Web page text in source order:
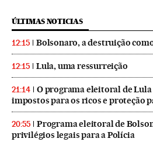
ÚLTIMAS NOTICIAS
12:15 Bolsonaro, a destruição
12:15 Lula, uma ressurreição
21:14
O programa eleitoral de Lula
impostos para os ricos e proteção
20:55
Programa eleitoral de
privilégios legais para a Polícia